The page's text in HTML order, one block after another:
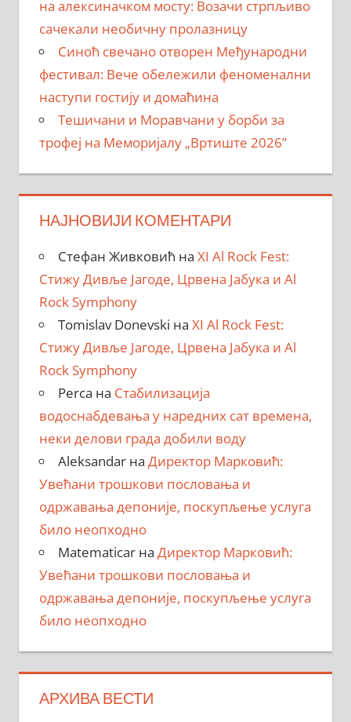
на алексиначком мосту: Возачи стрпљиво
сачекали необичну пролазницу
Синоћ свечано отворен Међународни
фестивал: Вече обележили феноменални
наступи гостију и домаћина
Тешичани и Моравчани у борби за
трофеј на Меморијалу „Вртиште 2026”
НАЈНОВИЈИ КОМЕНТАРИ
Стефан Живковић на XI Al Rock Fest:
Стижу Дивље Јагоде, Црвена Јабука и Al
Rock Symphony
Tomislav Donevski на XI Al Rock Fest:
Стижу Дивље Јагоде, Црвена Јабука и Al
Rock Symphony
Perca на Стабилизација
водоснабдевања у наредних сат времена,
неки делови града добили воду
Aleksandarна Директор Марковић:
Увећани трошкови пословања и
одржавања депоније, поскупљење услуга
било неопходно
Matematicarна Директор Марковић:
Увећани трошкови пословања и
одржавања депоније, поскупљење услуга
било неопходно
АРХИВА ВЕСТИ